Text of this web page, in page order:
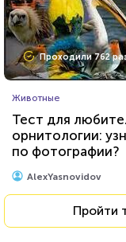
Проходили 34867
Тест: Кто ты из
Пройти
Проходили 762
Животные
Тест для
орнитологии:
по фотографии?
AlexYasnovidov
Пройти